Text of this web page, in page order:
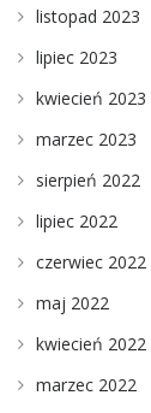
listopad 2023
lipiec 2023
kwiecień 2023
marzec 2023
sierpień 2022
lipiec 2022
czerwiec 2022
maj 2022
kwiecień 2022
marzec 2022